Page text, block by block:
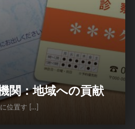
関：地域への貢献
位置す […]